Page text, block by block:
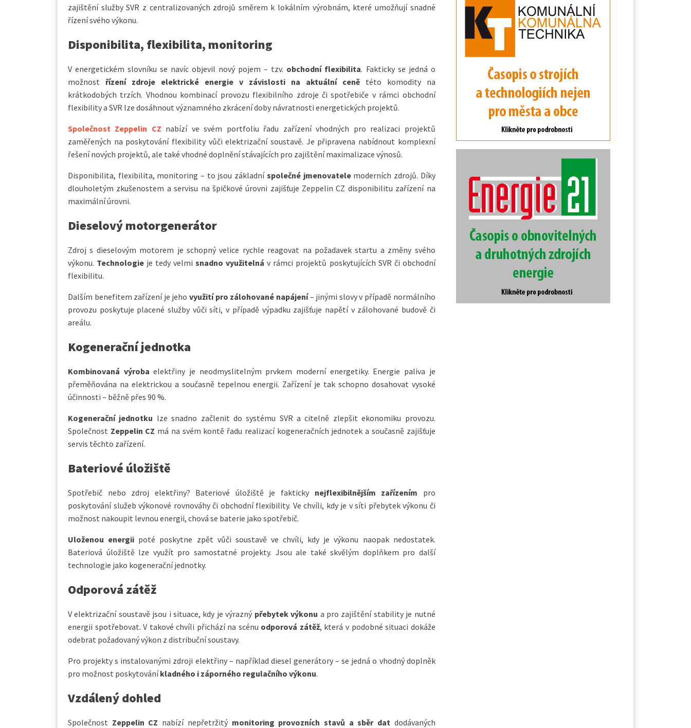
zajištění služby SVR z centralizovaných zdrojů směrem k lokálním výrobnám, které umožňují snadné
řízení svého výkonu.
Disponibilita, flexibilita, monitoring
V energetickém slovníku se navíc objevil nový pojem – tzv. obchodní flexibilita. Fakticky se jedná o
možnost řízení zdroje elektrické energie v závislosti na aktuální cenětéto komodity na
krátkodobých trzích. Vhodnou kombinací provozu flexibilního zdroje či spotřebiče v rámci obchodní
flexibility a SVR lze dosáhnout významného zkrácení doby návratnosti energetických projektů.
Společnost Zeppelin CZ nabízí ve svém portfoliu řadu zařízení vhodných pro realizaci projektů
zaměřených na poskytování flexibility vůči elektrizační soustavě. Je připravena nabídnout komplexní
řešení nových projektů, ale také vhodné doplnění stávajících pro zajištění maximalizace výnosů.
Disponibilita, flexibilita, monitoring – to jsou základní společné jmenovatelemoderních zdrojů. Díky
dlouholetým zkušenostem a servisu na špičkové úrovni zajišťuje Zeppelin CZ disponibilitu zařízení na
maximální úrovni.
Dieselový motorgenerátor
Zdroj s dieselovým motorem je schopný velice rychle reagovat na požadavek startu a změny svého
výkonu. Technologie je tedy velmisnadno využitelná v rámci projektů poskytujících SVR či obchodní
flexibilitu.
Dalším benefitem zařízení je jehovyužití pro zálohované napájení– jinými slovy v případě normálního
provozu poskytuje placené služby vůči síti, v případě výpadku zajišťuje napětí v zálohované budově či
areálu.
Kogenerační jednotka
Kombinovaná výroba elektřiny je neodmyslitelným prvkem moderní energetiky. Energie paliva je
přeměňována na elektrickou a současně tepelnou energii. Zařízení je tak schopno dosahovat vysoké
účinnosti – běžně přes 90 %.
Kogenerační jednotku lze snadno začlenit do systému SVR a citelně zlepšit ekonomiku provozu.
Společnost Zeppelin CZ má na svém kontě řadu realizací kogeneračních jednotek a současně zajišťuje
servis těchto zařízení.
Bateriové úložiště
Spotřebič nebo zdroj elektřiny? Bateriové úložiště je fakticky nejflexibilnějším zařízením pro
poskytování služeb výkonové rovnováhy či obchodní flexibility. Ve chvíli, kdy je v síti přebytek výkonu či
možnost nakoupit levnou energii, chová se baterie jako spotřebič.
Uloženou energii poté poskytne zpět vůči soustavě ve chvíli, kdy je výkonu naopak nedostatek.
Bateriová úložiště lze využít pro samostatné projekty. Jsou ale také skvělým doplňkem pro další
technologie jako kogenerační jednotky.
Odporová zátěž
V elektrizační soustavě jsou i situace, kdy je výrazný přebytek výkonu a pro zajištění stability je nutné
energii spotřebovat. V takové chvíli přichází na scénu odporová zátěž, která v podobné situaci dokáže
odebrat požadovaný výkon z distribuční soustavy.
Pro projekty s instalovanými zdroji elektřiny – například diesel generátory – se jedná o vhodný doplněk
pro možnost poskytováníkladného i záporného regulačního výkonu.
Vzdálený dohled
Společnost Zeppelin CZ nabízí nepřetržitý monitoring provozních stavů a sběr datdodávaných